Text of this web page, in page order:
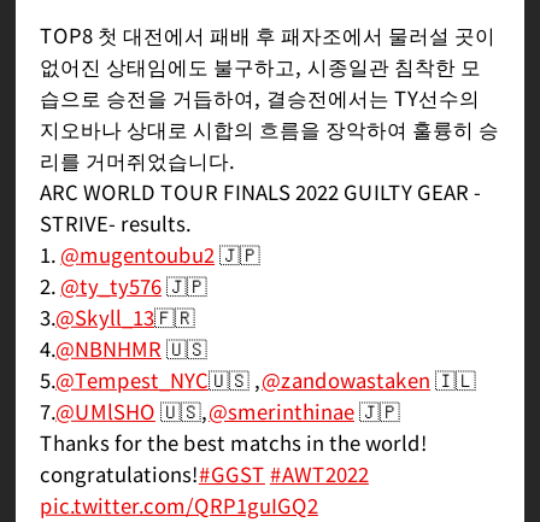
TOP8 첫 대전에서 패배 후 패자조에서 물러설 곳이
없어진 상태임에도 불구하고, 시종일관 침착한 모
습으로 승전을 거듭하여, 결승전에서는 TY선수의
지오바나 상대로 시합의 흐름을 장악하여 훌륭히 승
리를 거머쥐었습니다.
ARC WORLD TOUR FINALS 2022 GUILTY GEAR -
STRIVE- results.
1. @mugentoubu2🇯🇵
2. @ty_ty576🇯🇵
3.@Skyll_13🇫🇷
4.@NBNHMR 🇺🇸
5.@Tempest_NYC🇺🇸 ,@zandowastaken 🇮🇱
7.@UMlSHO 🇺🇸,@smerinthinae🇯🇵
Thanks for the best matchs in the world!
congratulations!#GGST #AWT2022
pic.twitter.com/QRP1guIGQ2